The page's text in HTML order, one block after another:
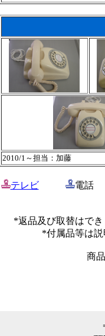
2010/1～担当：加藤
テレビ 電
*返品及び取替はで
*付属品等は
商